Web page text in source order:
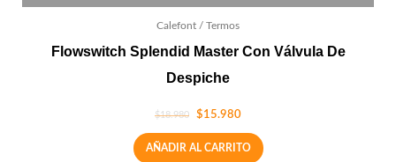
Calefont / Termos
Flowswitch Splendid Master Con Válvula De
Despiche
$18.980 $15.980
AÑADIR AL CARRITO